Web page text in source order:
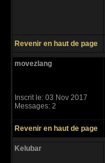
Revenir en haut de page
movezlang
Inscrit le: 03 Nov 2017
Messages: 2
Revenir en haut de page
Kelubar